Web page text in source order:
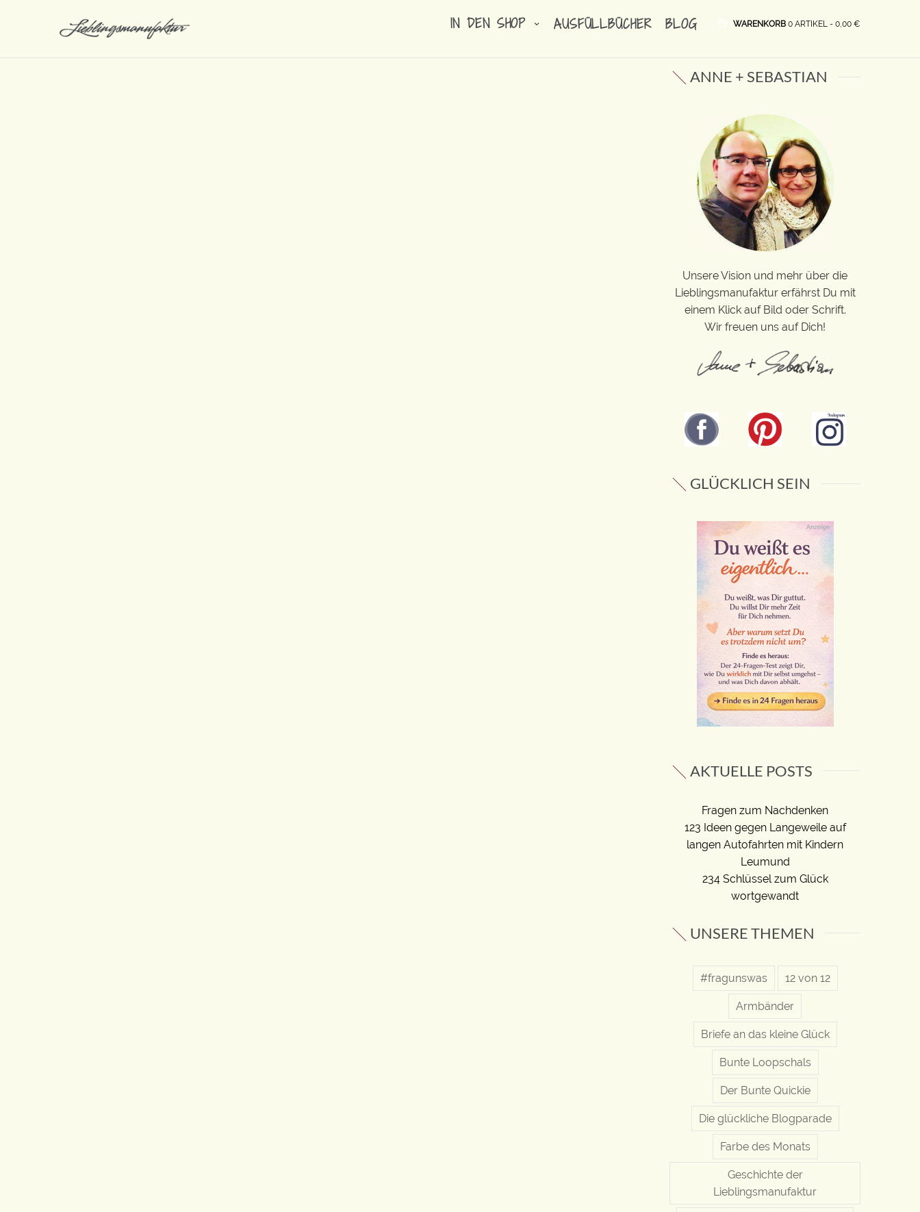
IN DEN SHOP AUSFÜLLBÜCHER BLOG WARENKORB 0 ARTIKEL - 0,00 €
ANNE + SEBASTIAN
Unsere Vision und mehr über die
Lieblingsmanufaktur erfährst Du mit
einem Klick auf Bild oder Schrift.
Wir freuen uns auf Dich!
GLÜCKLICH SEIN
AKTUELLE POSTS
Fragen zum Nachdenken
123 Ideen gegen Langeweile auf
langen Autofahrten mit Kindern
Leumund
234 Schlüssel zum Glück
wortgewandt
UNSERE THEMEN
#fragunswas 12 von 12
Armbänder
Briefe an das kleine Glück
Bunte Loopschals
Der Bunte Quickie
Die glückliche Blogparade
Farbe des Monats
Geschichte der
Lieblingsmanufaktur